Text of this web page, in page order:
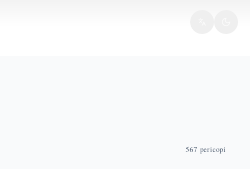
567 pericopi